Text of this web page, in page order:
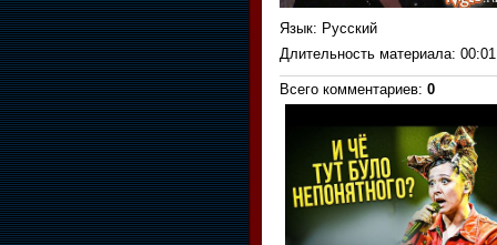
Язык: Русский
Длительность материала:
Всего комментариев: 0